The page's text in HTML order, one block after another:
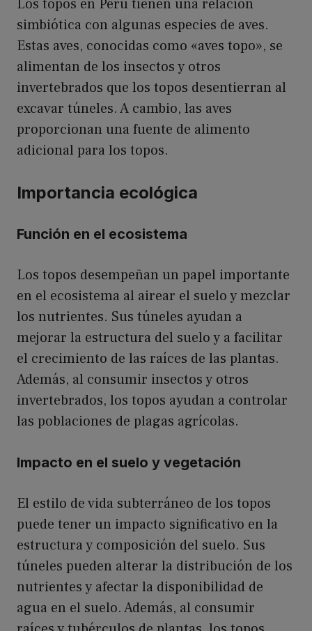
Los topos en Perú tienen una relación
simbiótica con algunas especies de aves.
Estas aves, conocidas como «aves topo», se
alimentan de los insectos y otros
invertebrados que los topos desentierran al
excavar túneles. A cambio, las aves
proporcionan una fuente de alimento
adicional para los topos.
Importancia ecológica
Función en el ecosistema
Los topos desempeñan un papel importante
en el ecosistema al airear el suelo y mezclar
los nutrientes. Sus túneles ayudan a
mejorar la estructura del suelo y a facilitar
el crecimiento de las raíces de las plantas.
Además, al consumir insectos y otros
invertebrados, los topos ayudan a controlar
las poblaciones de plagas agrícolas.
Impacto en el suelo y vegetación
El estilo de vida subterráneo de los topos
puede tener un impacto significativo en la
estructura y composición del suelo. Sus
túneles pueden alterar la distribución de los
nutrientes y afectar la disponibilidad de
agua en el suelo. Además, al consumir